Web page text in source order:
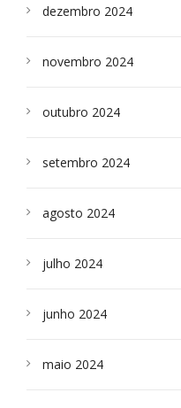
dezembro 2024
novembro 2024
outubro 2024
setembro 2024
agosto 2024
julho 2024
junho 2024
maio 2024